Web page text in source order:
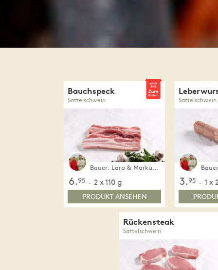
Bauchspeck
Sattelschwein
Bauer: Lara & Markus Jenner
6.95 - 2 x 110 g
PRODUKT ANSEHEN
Sattelschwein
3.95 - 1 x
Rückensteak
Sattelschwein